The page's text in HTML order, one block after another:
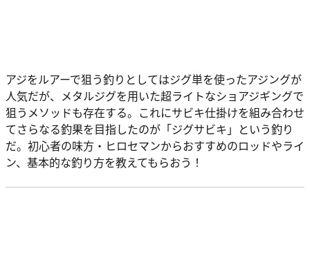
アジをルアーで狙う釣りとしてはジグ単を使ったアジングが
人気だが、メタルジグを用いた超ライトなショアジギングで
狙うメソッドも存在する。これにサビキ仕掛けを組み合わせ
てさらなる釣果を目指したのが「ジグサビキ」という釣り
だ。初心者の味方・ヒロセマンからおすすめのロッドやライ
ン、基本的な釣り方を教えてもらおう！